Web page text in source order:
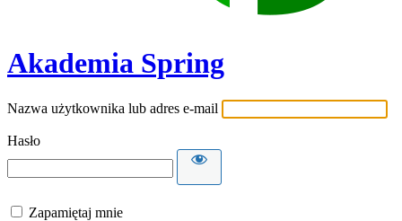
Akademia Spring
Nazwa użytkownika lub adres e-mail
Hasło
Zapamiętaj mnie